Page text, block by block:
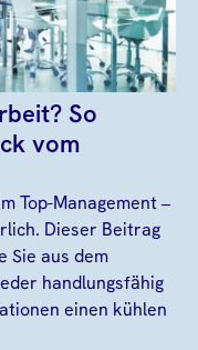
So
vom
Top-Management –
Dieser Beitrag
Sie aus dem
handlungsfähig
einen kühlen